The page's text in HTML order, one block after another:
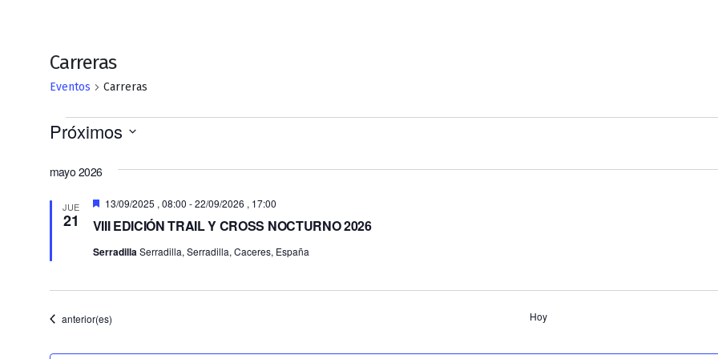
Carreras
Eventos Carreras
Eventos
Próximos
la
mayo 2026
JUE
21 VIII EDICIÓN TRAIL Y CROSS NOCTURNO 2026
Destacado
13/09/2025 , 08:00 -22/09/2026 , 17:00
SerradillaSerradilla, Serradilla, Caceres, España
Eventos
anterior(es) Hoy